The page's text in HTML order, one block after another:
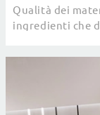
Qualità dei
ingredienti che